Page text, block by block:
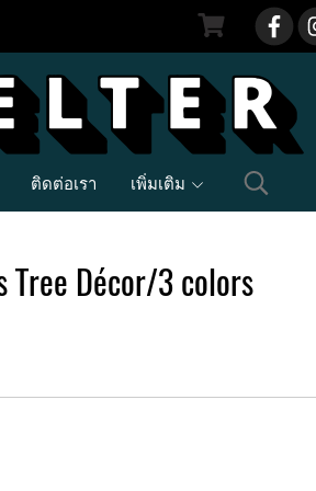
ติดต่อเรา เพิ่มเติม
Tree Décor/3 colors